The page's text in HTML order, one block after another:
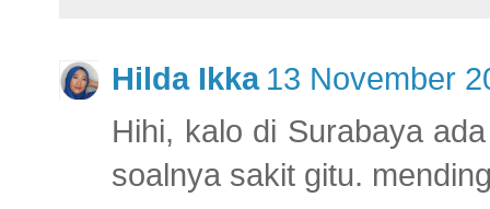
Hilda Ikka 13 November
Hihi, kalo di Surabaya
soalnya sakit gitu.